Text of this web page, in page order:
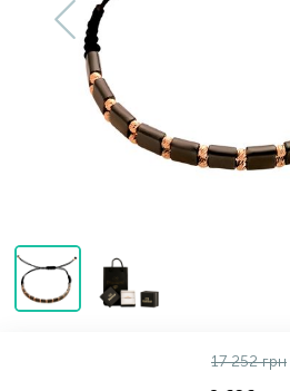
17 252 грн
Серебряные колье
Серебряные цепочки
Серебряные сувениры
Золотые серьги
Золотые цепи